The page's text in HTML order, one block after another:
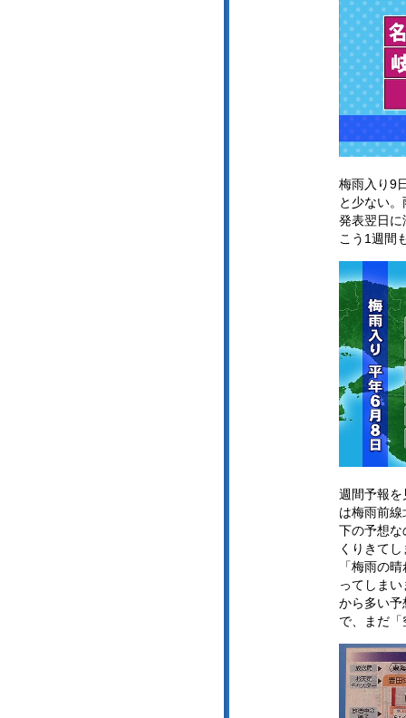
梅雨入り9
と少ない
発表翌日に
こう1週間
週間予報を
は梅雨前
下の予想な
くりきて
「梅雨の
ってしま
から多い予
で、まだ